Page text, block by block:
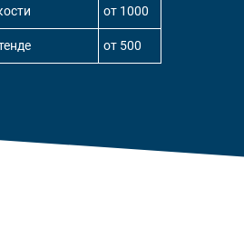
от 1000
от 500